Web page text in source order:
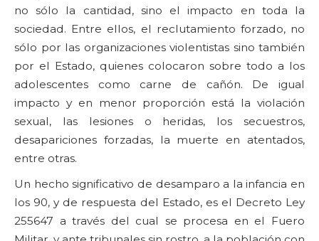
no sólo la cantidad, sino el impacto en toda la
sociedad. Entre ellos, el reclutamiento forzado, no
sólo por las organizaciones violentistas sino también
por el Estado, quienes colocaron sobre todo a los
adolescentes como carne de cañón. De igual
impacto y en menor proporción está la violación
sexual, las lesiones o heridas, los secuestros,
desapariciones forzadas, la muerte en atentados,
entre otras.
Un hecho significativo de desamparo a la infancia en
los 90, y de respuesta del Estado, es el Decreto Ley
255647 a través del cual se procesa en el Fuero